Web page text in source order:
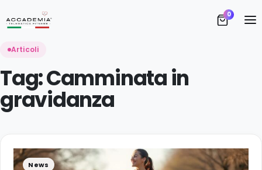
0
Articoli
Tag:Camminata in
gravidanza
News